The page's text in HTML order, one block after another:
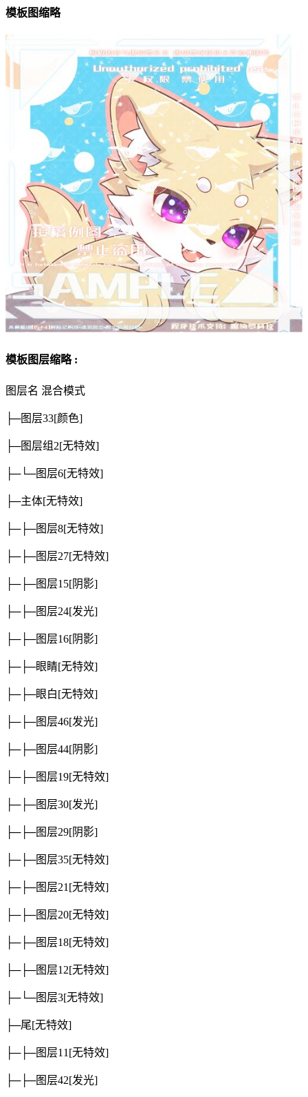
模板图缩略
模板图层缩略 :
图层名 混合模式
├─图层33[颜色]
├─图层组2[无特效]
├─└─图层6[无特效]
├─主体[无特效]
├─├─图层8[无特效]
├─├─图层27[无特效]
├─├─图层15[阴影]
├─├─图层24[发光]
├─├─图层16[阴影]
├─├─眼睛[无特效]
├─├─眼白[无特效]
├─├─图层46[发光]
├─├─图层44[阴影]
├─├─图层19[无特效]
├─├─图层30[发光]
├─├─图层29[阴影]
├─├─图层35[无特效]
├─├─图层21 [无特效]
├─├─图层20[无特效]
├─├─图层18[无特效]
├─├─图层12[无特效]
├─└─图层3[无特效]
├─尾[无特效]
├─├─图层11 [无特效]
├─├─图层42[发光]